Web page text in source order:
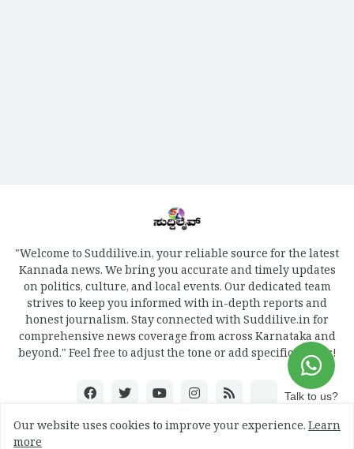
"Welcome to Suddilive.in, your reliable source for the latest
Kannada news. We bring you accurate and timely updates
on politics, culture, and local events. Our dedicated team
strives to keep you informed with in-depth reports and
honest journalism. Stay connected with Suddilive.in for
comprehensive news coverage from across Karnataka and
beyond." Feel free to adjust the tone or add specific details!
Our website uses cookies to improve your experience.Learn
more
Talk to us?